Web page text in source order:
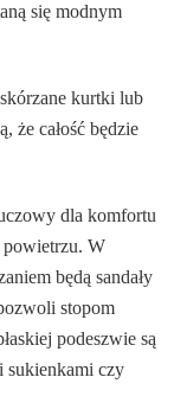
się modnym
kurtki lub
że całość będzie
dla komfortu
powietrzu. W
będą sandały
stopom
podeszwie są
sukienkami czy